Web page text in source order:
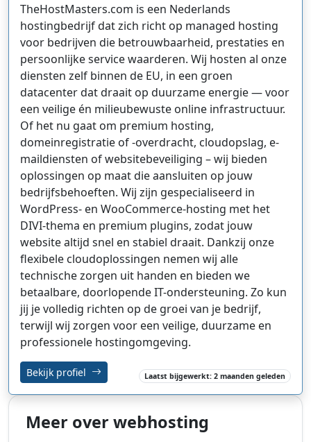
TheHostMasters.com is een Nederlands
hostingbedrijf dat zich richt op managed hosting
voor bedrijven die betrouwbaarheid, prestaties en
persoonlijke service waarderen. Wij hosten al onze
diensten zelf binnen de EU, in een groen
datacenter dat draait op duurzame energie — voor
een veilige én milieubewuste online infrastructuur.
Of het nu gaat om premium hosting,
domeinregistratie of -overdracht, cloudopslag, e-
maildiensten of websitebeveiliging – wij bieden
oplossingen op maat die aansluiten op jouw
bedrijfsbehoeften. Wij zijn gespecialiseerd in
WordPress- en WooCommerce-hosting met het
DIVI-thema en premium plugins, zodat jouw
website altijd snel en stabiel draait. Dankzij onze
flexibele cloudoplossingen nemen wij alle
technische zorgen uit handen en bieden we
betaalbare, doorlopende IT-ondersteuning. Zo kun
jij je volledig richten op de groei van je bedrijf,
terwijl wij zorgen voor een veilige, duurzame en
professionele hostingomgeving.
Bekijk profiel Laatst bijgewerkt: 2 maanden geleden
Meer over webhosting